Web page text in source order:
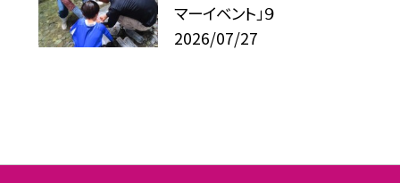
マーイベント」９
2026/07/27